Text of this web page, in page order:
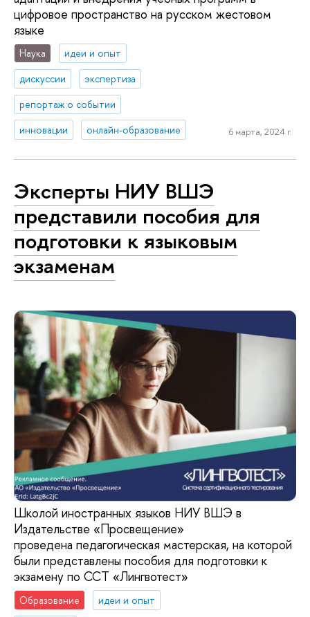
цифровое пространство на русском жестовом
языке
Наука
идеи и опыт
дискуссии
экспертиза
репортаж о событии
инновации
онлайн-образование 6 марта, 2024 г.
Эксперты НИУ ВШЭ
представили пособия для
подготовки к языковым
экзаменам
Школой иностранных языков НИУ ВШЭ в
Издательстве «Просвещение»
проведена педагогическая мастерская, на которой
были представлены пособия для подготовки к
экзамену по ССТ «Лингвотест»
Образование
идеи и опыт